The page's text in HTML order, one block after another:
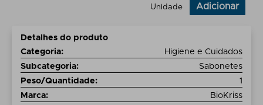
Unidade Adicionar
Detalhes do produto
Categoria:
Higiene e Cuidados
Subcategoria:
Sabonetes
Peso/Quantidade:
1
Marca: BioKriss